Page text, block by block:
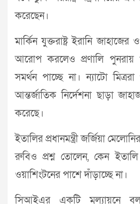
করেছেন।
মার্কিন যুক্তরাষ্ট্র ইরানি
আরোপ করলেও প্রণালি পুনরায়
সমর্থন পাচ্ছে না। ন্যাটো
আন্তর্জাতিক নির্দেশনা ছাড়া
করেছে।
ইতালির প্রধানমন্ত্রী জর্জিয়া
রুবিও প্রশ্ন তোলেন, কেন ইতালি
ওয়াশিংটনের পাশে দাঁড়াচ্ছে না।
সিআইএর একটি মূল্যায়নে